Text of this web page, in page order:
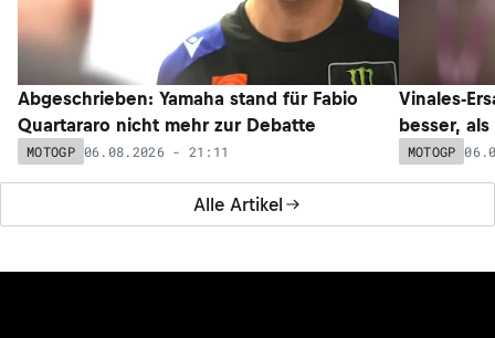
Alle Artikel
Abgeschrieben: Yamaha stand für Fabio
Quartararo nicht mehr zur Debatte
MOTOGP 06.08.2026 - 21:11
Vinales-
besser,
MOTOGP